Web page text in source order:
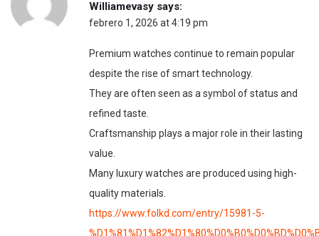
Williamevasy says:
febrero 1, 2026 at 4:19 pm
Premium watches continue to remain popular
despite the rise of smart technology.
They are often seen as a symbol of status and
refined taste.
Craftsmanship plays a major role in their lasting
value.
Many luxury watches are produced using high-
quality materials.
https://www.folkd.com/entry/15981-5-